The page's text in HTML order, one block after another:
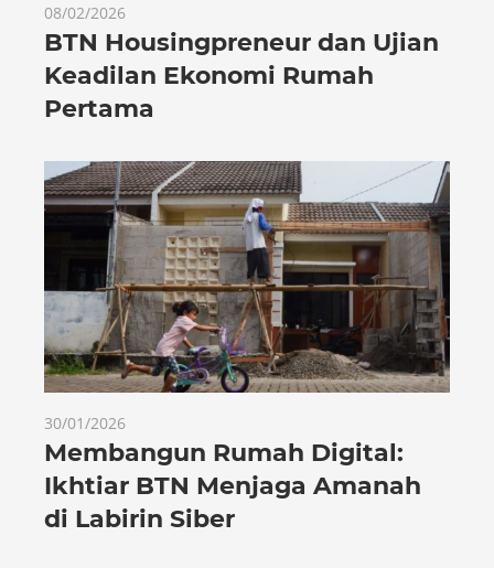
08/02/2026
BTN Housingpreneur dan Ujian
Keadilan Ekonomi Rumah
Pertama
30/01/2026
Membangun Rumah Digital:
Ikhtiar BTN Menjaga Amanah
di Labirin Siber